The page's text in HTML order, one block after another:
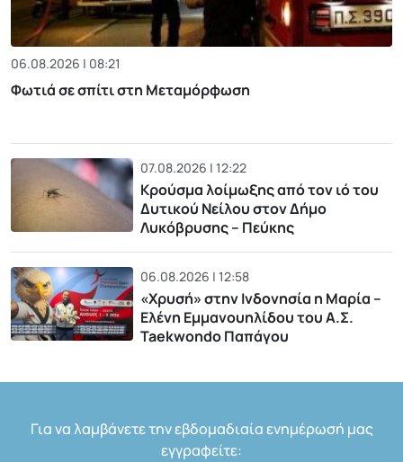
06.08.2026 | 08:21
Φωτιά σε σπίτι στη Μεταμόρφωση
07.08.2026 | 12:22
Κρούσμα λοίμωξης από τον ιό του
Δυτικού Νείλου στον Δήμο
Λυκόβρυσης – Πεύκης
06.08.2026 | 12:58
«Χρυσή» στην Ινδονησία η Μαρία –
Ελένη Εμμανουηλίδου του Α.Σ.
Taekwondo Παπάγου
Για να λαμβάνετε την εβδομαδιαία ενημέρωσή μας
εγγραφείτε: